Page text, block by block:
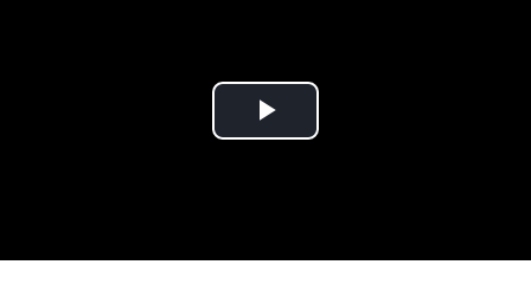
Play Video